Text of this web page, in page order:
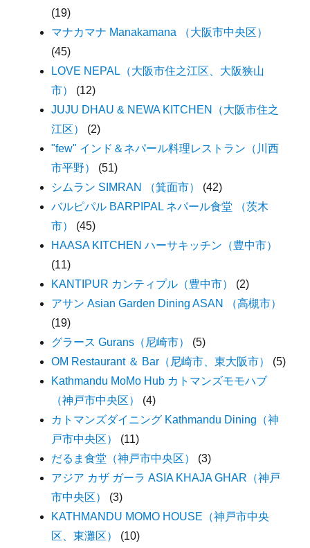
(19)
マナカマナ Manakamana （大阪市中央区）
(45)
LOVE NEPAL（大阪市住之江区、大阪狭山
市）
(12)
JUJU DHAU & NEWA KITCHEN（大阪市住之
江区）
(2)
"few" インド＆ネパール料理レストラン（川西
市平野）
(51)
シムラン SIMRAN （箕面市）
(42)
バルピパル BARPIPAL ネパール食堂 （茨木
市）
(45)
HAASA KITCHEN ハーサキッチン（豊中市）
(11)
KANTIPUR カンティプル（豊中市）
(2)
アサン Asian Garden Dining ASAN （高槻市）
(19)
グラース Gurans（尼崎市）
(5)
OM Restaurant ＆ Bar（尼崎市、東大阪市）
(5)
Kathmandu MoMo Hub カトマンズモモハブ
（神戸市中央区）
(4)
カトマンズダイニング Kathmandu Dining（神
戸市中央区）
(11)
だるま食堂（神戸市中央区）
(3)
アジア カザ ガーラ ASIA KHAJA GHAR（神戸
市中央区）
(3)
KATHMANDU MOMO HOUSE（神戸市中央
区、東灘区）
(10)